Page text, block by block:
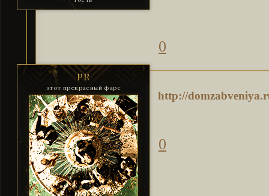
0
PR
этот прекрасный фарс
http://
0